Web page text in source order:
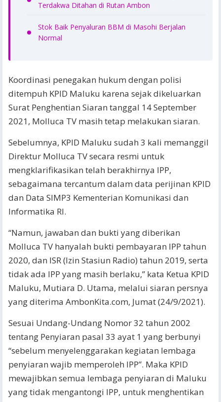
Terdakwa Ditahan di Rutan Ambon
Stok Baik Penyaluran BBM di Masohi Berjalan
Normal
Koordinasi penegakan hukum dengan polisi
ditempuh KPID Maluku karena sejak dikeluarkan
Surat Penghentian Siaran tanggal 14 September
2021, Molluca TV masih tetap melakukan siaran.
Sebelumnya, KPID Maluku sudah 3 kali memanggil
Direktur Molluca TV secara resmi untuk
mengklarifikasikan telah berakhirnya IPP,
sebagaimana tercantum dalam data perijinan KPID
dan Data SIMP3 Kementerian Komunikasi dan
Informatika RI.
“Namun, jawaban dan bukti yang diberikan
Molluca TV hanyalah bukti pembayaran IPP tahun
2020, dan ISR (Izin Stasiun Radio) tahun 2019, serta
tidak ada IPP yang masih berlaku,” kata Ketua KPID
Maluku, Mutiara D. Utama, melalui siaran persnya
yang diterima AmbonKita.com, Jumat (24/9/2021).
Sesuai Undang-Undang Nomor 32 tahun 2002
tentang Penyiaran pasal 33 ayat 1 yang berbunyi
“sebelum menyelenggarakan kegiatan lembaga
penyiaran wajib memperoleh IPP”. Maka KPID
mewajibkan semua lembaga penyiaran di Maluku
yang tidak mengantongi IPP, untuk menghentikan